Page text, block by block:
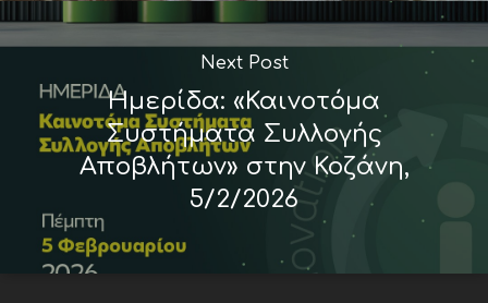
Next Post
Ημερίδα: «Καινοτόμα
Συστήματα Συλλογής
Αποβλήτων» στην Κοζάνη,
5/2/2026